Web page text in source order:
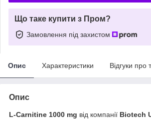
Що таке купити з Пром?
Замовлення під захистом
Опис Характеристики Відгуки про
Опис
L-Carnitine 1000 mg від компанії Biotech